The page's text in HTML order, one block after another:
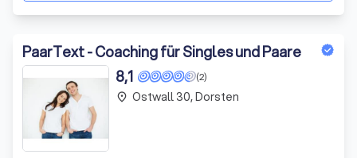
PaarText - Coaching für Singles und Paare
(2)
8,1
place Ostwall 30, Dorsten